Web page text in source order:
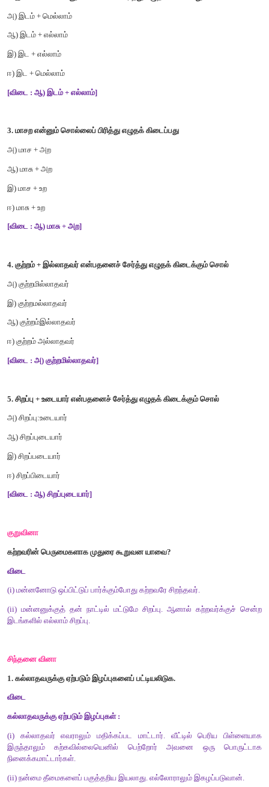
சரியான விடையைத் தேர்ந்தெடுத்து எழுதுக.
1.மாணவர்கள் நூல்களை --------- கற்க வேண்டும்.
அ) மேலோட்டமாக
ஈ) மயக்கமுற
[விடை : இ) மாசற]
2. இடமெல்லாம் என்னும் சொல்லைப் பிரித்து எழுதக் கிடைப்பது -
அ) இடம் + மெல்லாம்
ஈ) இட + மெல்லாம்
[விடை : ஆ) இடம் + எல்லாம்]
அ) மாச + அற
ஆ) மாசு + அற
இ) மாச + உற
[விடை : ஆ) மாசு + அற]
4.குற்றம் + இல்லாதவர் என்பதனைச் சேர்த்து எழுதக் கிடைக்கும்
இ) குற்றமல்லாதவர்
ஆ) குற்றம்இல்லாதவர்
[விடை : அ) குற்றமில்லாதவர்]
அ) சிறப்பு:உடையார்
ஆ) சிறப்புடையார்
இ) சிறப்படையார்